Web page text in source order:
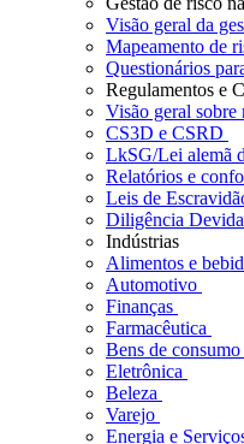
Visão geral da
Mapeamento de
Questionários
Regulamentos e
Visão geral sobre
CS3D e CSRD
LkSG/Lei alemã
Relatórios e
Leis de
Diligência
Indústrias
Alimentos e
Automotivo
Finanças
Farmacêutica
Bens de consumo
Eletrônica
Beleza
Varejo
Energia e